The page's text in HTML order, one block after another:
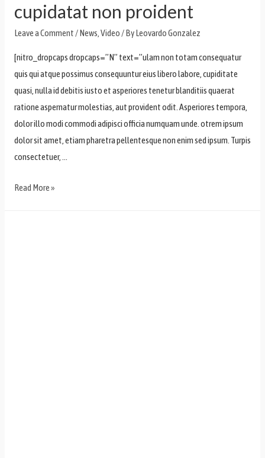
cupidatat non proident
Leave a Comment /News Video / ByLeovardo Gonzalez
[nitro_dropcaps dropcaps=”N” text=”ulam non totam consequatur
quis qui atque possimus consequuntur eius libero labore, cupiditate
quasi, nulla id debitis iusto et asperiores tenetur blanditiis quaerat
ratione aspernatur molestias, aut provident odit. Asperiores tempora,
dolor illo modi commodi adipisci officia numquam unde. otrem ipsum
dolor sit amet, etiam pharetra pellentesque non enim sed ipsum. Turpis
consectetuer, …
Read More »